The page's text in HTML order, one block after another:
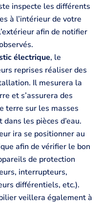
inspecte les différents
à l’intérieur de votre
afin de notifier
électrique, le
reprises réaliser des
Il mesurera la
et s’assurera des
terre sur les masses
les pièces d’eau.
ira se positionner au
afin de vérifier le bon
de protection
interrupteurs,
différentiels, etc.).
veillera également à